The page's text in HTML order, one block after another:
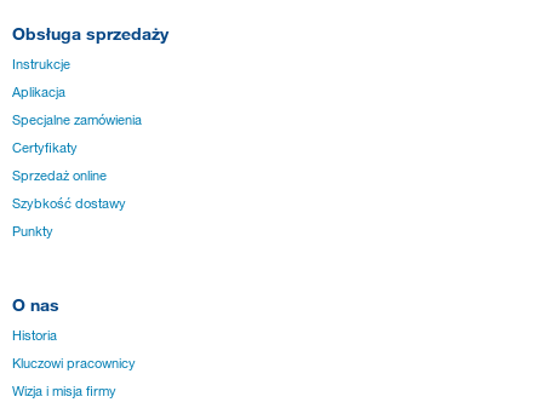
Obsługa sprzedaży
Instrukcje
Aplikacja
Specjalne zamówienia
Certyfikaty
Sprzedaż online
Szybkość dostawy
Punkty
O nas
Historia
Kluczowi pracownicy
Wizja i misja firmy